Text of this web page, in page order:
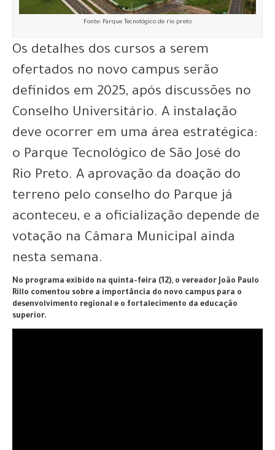
Fonte: Parque Tecnológico de rio preto
Os detalhes dos cursos a serem
ofertados no novo campus serão
definidos em 2025, após discussões no
Conselho Universitário. A instalação
deve ocorrer em uma área estratégica:
o Parque Tecnológico de São José do
Rio Preto. A aprovação da doação do
terreno pelo conselho do Parque já
aconteceu, e a oficialização depende de
votação na Câmara Municipal ainda
nesta semana.
No programa exibido na quinta-feira (12), o vereador João Paulo
Rillo comentou sobre a importância do novo campus para o
desenvolvimento regional e o fortalecimento da educação
superior.